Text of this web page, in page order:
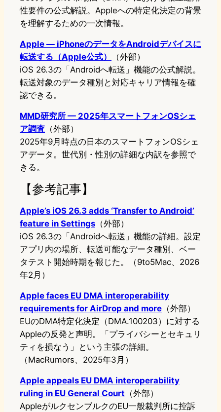
性要件の公式解説。Appleへの特定化決定の背景
を理解するための一次情報。
Apple — iPhoneのデータをAndroidデバイスに
転送する（Apple公式）
（外部）
iOS 26.3の「Androidへ転送」機能の公式解説。
転送対象のデータ種別と対応キャリア情報を確
認できる。
MMD研究所 — 2025年スマートフォンOSシェ
ア調査 （外部）
2025年9月時点の日本のスマートフォンOSシェ
アデータ。世代別・性別の詳細な内訳を参照で
きる。
【参考記事】
Apple’s iOS 26.3 adds ‘Transfer to Android’
feature in Settings （外部）
iOS 26.3の「Androidへ転送」機能の詳細。設定
アプリ内の場所、転送可能なデータ種別、ベー
タテスト開始時期を報じた。（9to5Mac、2026
年2月）
Apple faces EU DMA interoperability
requirements for AirDrop and more （外部）
EUのDMA特定化決定（DMA.100203）に対する
Appleの反発と声明。「プライバシーとセキュリ
ティを損なう」という主張の詳細。
（MacRumors、2025年3月）
Apple appeals EU DMA interoperability
ruling in EU General Court （外部）
AppleがルクセンブルクのEU一般裁判所に控訴